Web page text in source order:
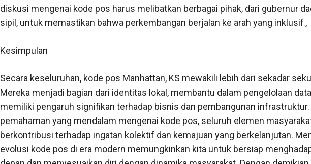
diskusi mengenai kode pos harus melibatkan berbagai pihak, dari gubernur
sipil, untuk memastikan bahwa perkembangan berjalan ke arah yang inklusif。
Kesimpulan
Secara keseluruhan, kode pos Manhattan, KS mewakili lebih dari sekadar
Mereka menjadi bagian dari identitas lokal, membantu dalam pengelolaan
memiliki pengaruh signifikan terhadap bisnis dan pembangunan infrastruktur.
pemahaman yang mendalam mengenai kode pos, seluruh elemen
berkontribusi terhadap ingatan kolektif dan kemajuan yang berkelanjutan.
evolusi kode pos di era modern memungkinkan kita untuk bersiap